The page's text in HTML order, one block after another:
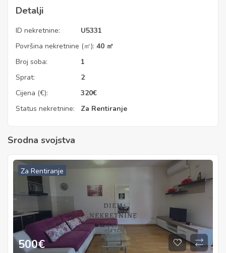
Detalji
ID nekretnine:
U5331
Površina nekretnine (㎡): 40 ㎡
Broj soba:
1
Sprat:
2
Cijena (€):
320€
Status nekretnine:
Za Rentiranje
Srodna svojstva
Za Rentiranje
500€